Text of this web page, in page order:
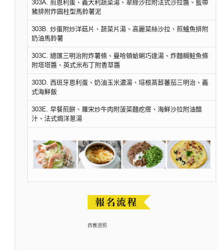
303A. 煎恩利蛋、義大利蔬菜湯、翠綠沙拉附法式沙拉醬、藍帶
豬排附炸圓柱型馬鈴薯泥
303B. 炒蛋附炒洋菇片、蔬菜片湯、高麗菜絲沙拉、煎鱸魚排附
奶油馬鈴薯
303C. 總匯三明治附炸薯條、曼哈頓蛤蜊巧達湯、炸麵糊鮭魚條
附塔塔醬、英式米布丁附香草醬
303D. 西班牙恩利蛋、奶油玉米濃湯、培根萵苣蕃茄三明治、義
式海鮮飯
303E. 早餐煎餅、羅宋炒牛肉附菠菜麵疙瘩、海鮮沙拉附油醋
汁、法式焗洋蔥湯
西餐證照